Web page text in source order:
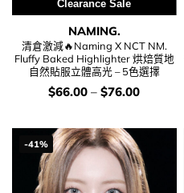
Clearance Sale
NAMING.
清倉激減🔥Naming X NCT NM.
Fluffy Baked Highlighter 烘焙質地
自然貼服立體高光 – 5色選擇
價
$66.00 – $76.00
-41%